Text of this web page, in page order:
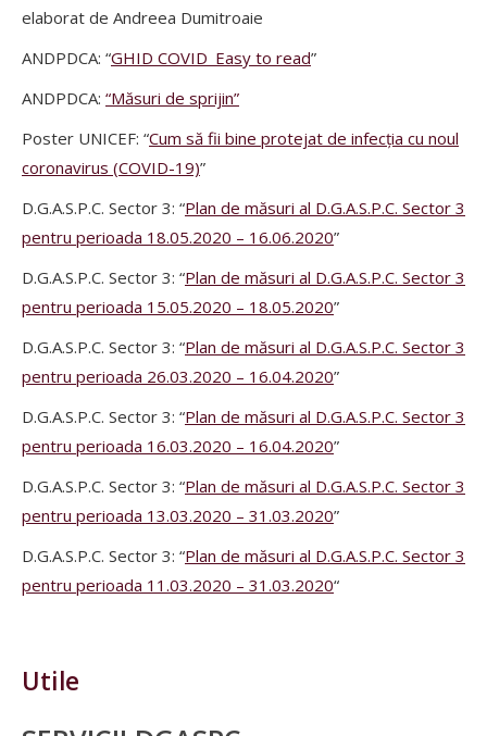
elaborat de Andreea Dumitroaie
ANDPDCA: “GHID COVID_Easy to read”
ANDPDCA: “Măsuri de sprijin”
Poster UNICEF: “Cum să fii bine protejat de infecția cu noul
coronavirus (COVID-19)”
D.G.A.S.P.C. Sector 3: “Plan de măsuri al D.G.A.S.P.C. Sector 3
pentru perioada 18.05.2020 – 16.06.2020”
D.G.A.S.P.C. Sector 3: “Plan de măsuri al D.G.A.S.P.C. Sector 3
pentru perioada 15.05.2020 – 18.05.2020”
D.G.A.S.P.C. Sector 3: “Plan de măsuri al D.G.A.S.P.C. Sector 3
pentru perioada 26.03.2020 – 16.04.2020”
D.G.A.S.P.C. Sector 3: “Plan de măsuri al D.G.A.S.P.C. Sector 3
pentru perioada 16.03.2020 – 16.04.2020”
D.G.A.S.P.C. Sector 3: “Plan de măsuri al D.G.A.S.P.C. Sector 3
pentru perioada 13.03.2020 – 31.03.2020”
D.G.A.S.P.C. Sector 3: “Plan de măsuri al D.G.A.S.P.C. Sector 3
pentru perioada 11.03.2020 – 31.03.2020“
Utile